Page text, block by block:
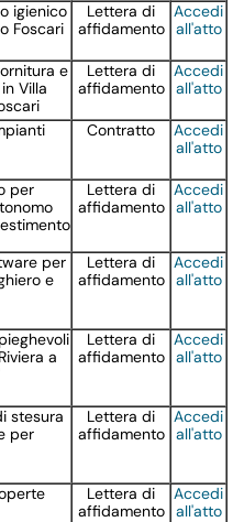
igienico
Foscari
Lettera di
affidamento
Accedi
all'atto
e
Villa
Lettera di
affidamento
Accedi
all'atto
Contratto
Accedi
all'atto
per
Lettera di
affidamento
Accedi
all'atto
per
e
Lettera di
affidamento
Accedi
all'atto
a
Lettera di
affidamento
Accedi
all'atto
stesura
per
Lettera di
affidamento
Accedi
all'atto
Lettera di
affidamento
Accedi
all'atto